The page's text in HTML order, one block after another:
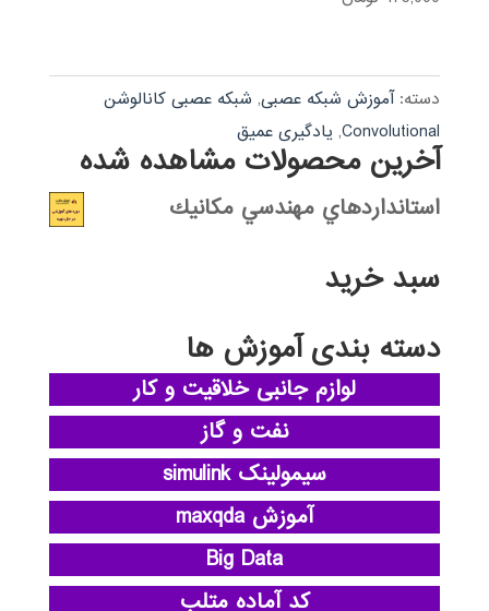
دسته:آموزش شبکه عصبی, شبکه عصبی کانالوشن
Convolutional
, یادگیری عمیق
آخرین محصولات مشاهده شده
استانداردهاي مهندسي مكانيك
سبد خرید
دسته بندی آموزش ها
لوازم جانبی خلاقیت و کار
نفت و گاز
سیمولینک simulink
آموزش maxqda
Big Data
کد آماده متلب